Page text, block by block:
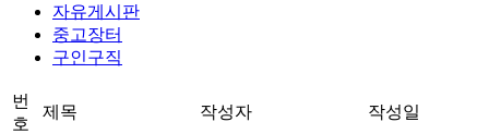
자유게시판
중고장터
구인구직
번
호
제목 작성자 작성일